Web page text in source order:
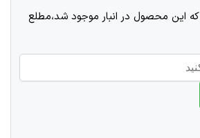
این محصول در انبار موجود شد،مطلع